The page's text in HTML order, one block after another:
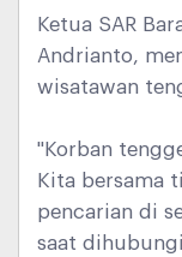
Ketua SAR
Andrianto,
wisatawan
"Korban
Kita bersama
pencarian di
saat